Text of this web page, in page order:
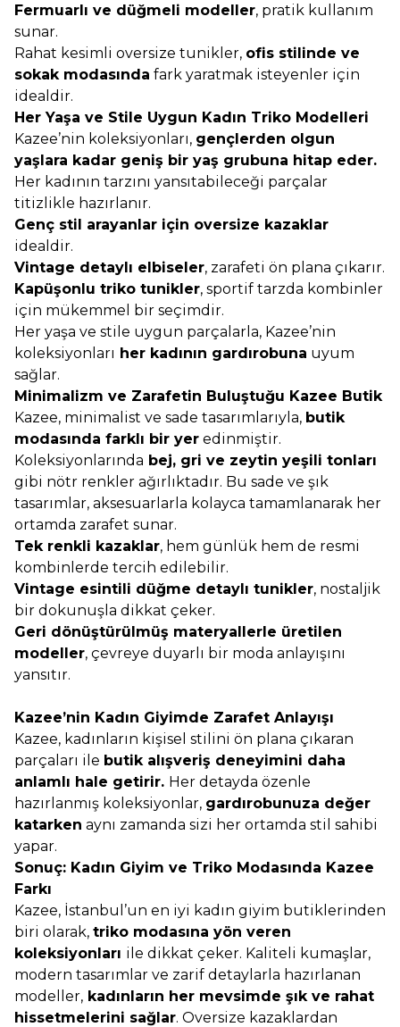
Fermuarlı ve düğmeli modeller, pratik kullanım
sunar.
Rahat kesimli oversize tunikler, ofis stilinde ve
sokak modasında fark yaratmak isteyenler için
idealdir.
Her Yaşa ve Stile Uygun Kadın Triko Modelleri
Kazee’nin koleksiyonları, gençlerden olgun
yaşlara kadar geniş bir yaş grubuna hitap eder.
Her kadının tarzını yansıtabileceği parçalar
titizlikle hazırlanır.
Genç stil arayanlar için oversize kazaklar
idealdir.
Vintage detaylı elbiseler, zarafeti ön plana çıkarır.
Kapüşonlu triko tunikler, sportif tarzda kombinler
için mükemmel bir seçimdir.
Her yaşa ve stile uygun parçalarla, Kazee’nin
koleksiyonları her kadının gardırobuna uyum
sağlar.
Minimalizm ve Zarafetin Buluştuğu Kazee Butik
Kazee, minimalist ve sade tasarımlarıyla, butik
modasında farklı bir yer edinmiştir.
Koleksiyonlarında bej, gri ve zeytin yeşili tonları
gibi nötr renkler ağırlıktadır. Bu sade ve şık
tasarımlar, aksesuarlarla kolayca tamamlanarak her
ortamda zarafet sunar.
Tek renkli kazaklar, hem günlük hem de resmi
kombinlerde tercih edilebilir.
Vintage esintili düğme detaylı tunikler, nostaljik
bir dokunuşla dikkat çeker.
Geri dönüştürülmüş materyallerle üretilen
modeller, çevreye duyarlı bir moda anlayışını
yansıtır.
Kazee’nin Kadın Giyimde Zarafet Anlayışı
Kazee, kadınların kişisel stilini ön plana çıkaran
parçaları ile butik alışveriş deneyimini daha
anlamlı hale getirir. Her detayda özenle
hazırlanmış koleksiyonlar, gardırobunuza değer
katarken aynı zamanda sizi her ortamda stil sahibi
yapar.
Sonuç: Kadın Giyim ve Triko Modasında Kazee
Farkı
Kazee, İstanbul’un en iyi kadın giyim butiklerinden
biri olarak, triko modasına yön veren
koleksiyonları ile dikkat çeker. Kaliteli kumaşlar,
modern tasarımlar ve zarif detaylarla hazırlanan
modeller, kadınların her mevsimde şık ve rahat
hissetmelerini sağlar. Oversize kazaklardan